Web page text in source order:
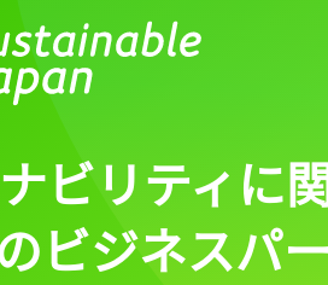
ビリティに
ビジネスパ